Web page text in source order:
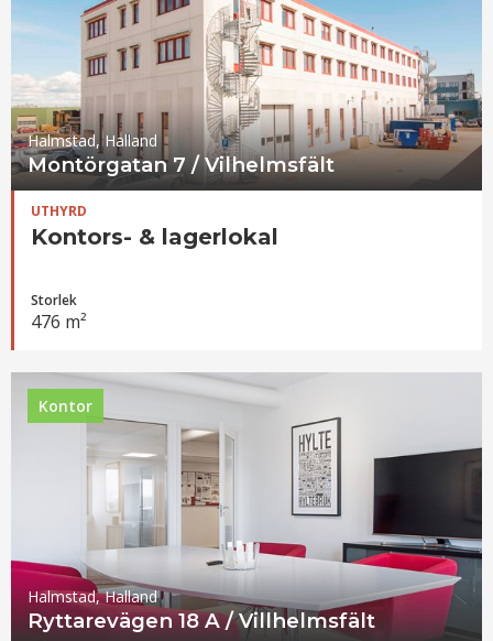
Halmstad, Halland
Montörgatan 7 / Vilhelmsfält
UTHYRD
Kontors- & lagerlokal
Storlek
476 m²
Kontor
Halmstad, Halland
Ryttarevägen 18 A / Villhelmsfält